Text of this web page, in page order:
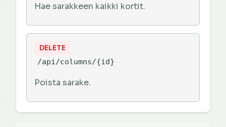
Hae sarakkeen kaikki kortit.
DELETE
/api/columns/{id}
Poista sarake.